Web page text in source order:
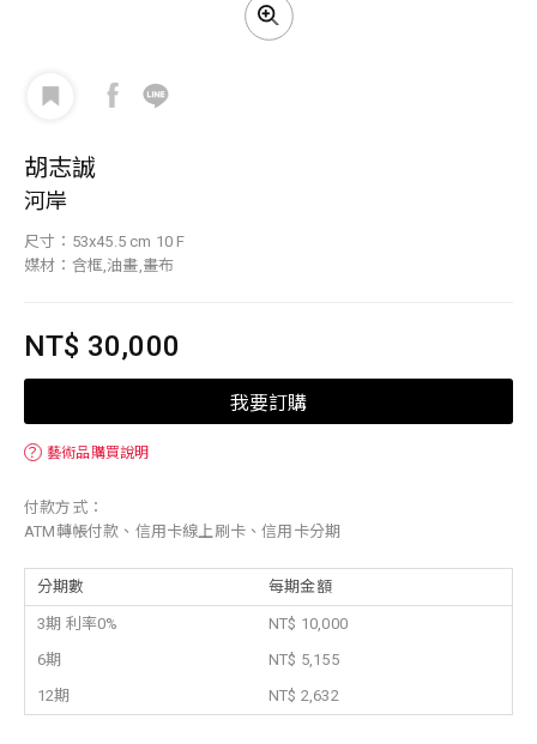
胡志誠
河岸
尺寸：53x45.5 cm 10 F
媒材：含框,油畫,畫布
NT$ 30,000
我要訂購
？ 藝術品購買說明
付款方式：
ATM轉帳付款、信用卡線上刷卡、信用卡分期
分期數 每期金額
3期 利率0%
NT$ 10,000
6期
NT$ 5,155
12期
NT$ 2,632